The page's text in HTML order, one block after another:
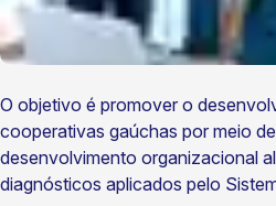
O objetivo é promover o
cooperativas gaúchas por meio
desenvolvimento organizacional
diagnósticos aplicados pelo